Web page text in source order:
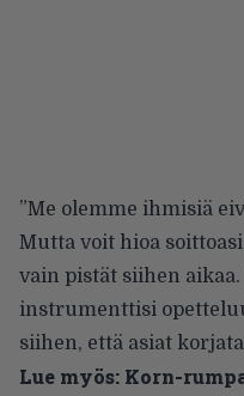
”Me olemme ihmisiä
Mutta voit hioa
vain pistät siihen
instrumenttisi
siihen, että asiat
Lue myös: Korn-